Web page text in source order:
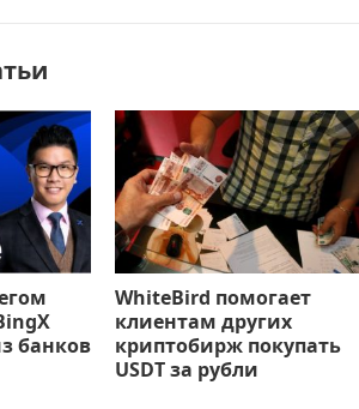
т
ь
банков
WhiteBird помогает
клиентам других
криптобирж покупать
USDT за рубли